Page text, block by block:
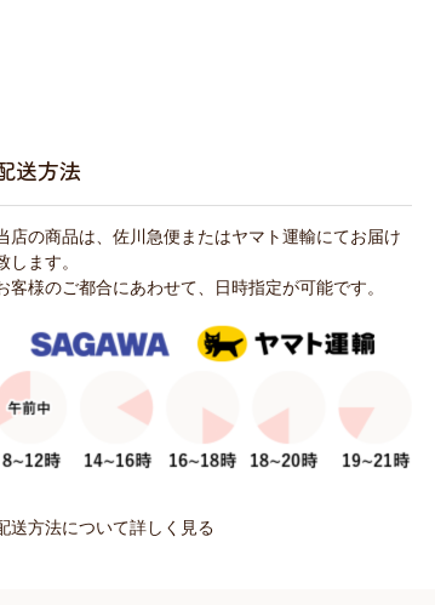
送方法
店の商品は、佐川急便またはヤマト運輸にてお届け
します。
客様のご都合にあわせて、日時指定が可能です。
送方法について詳しく見る